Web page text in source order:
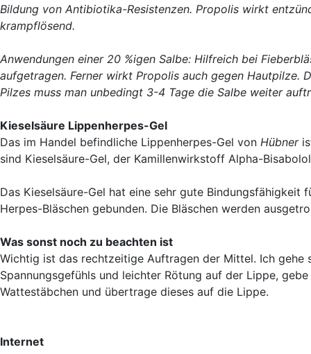
Bildung von Antibiotika-Resistenzen. Propolis wirkt
krampflösend.
Anwendungen einer 20 %igen Salbe: Hilfreich bei
aufgetragen. Ferner wirkt Propolis auch gegen Hautpilze.
Pilzes muss man unbedingt 3-4 Tage die Salbe weiter
Kieselsäure Lippenherpes-Gel
Das im Handel befindliche Lippenherpes-Gel von Hübner
sind Kieselsäure-Gel, der Kamillenwirkstoff Alpha-
Das Kieselsäure-Gel hat eine sehr gute
Herpes-Bläschen gebunden. Die Bläschen werden
Was sonst noch zu beachten ist
Wichtig ist das rechtzeitige Auftragen der Mittel. Ich gehe
Spannungsgefühls und leichter Rötung auf der Lippe,
Wattestäbchen und übertrage dieses auf die Lippe.
Internet